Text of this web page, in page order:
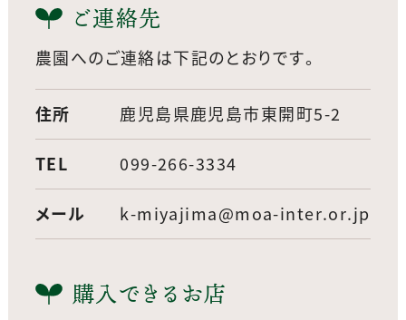
ご連絡先
農園へのご連絡は下記のとおりです。
住所 鹿児島県鹿児島市東開町5-2
TEL 099-266-3334
メール k-miyajima@moa-inter.or.jp
購入できるお店